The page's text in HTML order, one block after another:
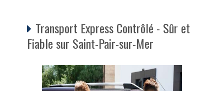
Transport Express Contrôlé - Sûr et
Fiable sur Saint-Pair-sur-Mer